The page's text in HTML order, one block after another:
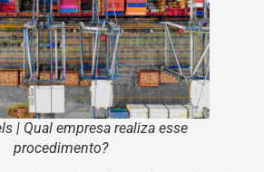
| Qual empresa realiza esse
procedimento?